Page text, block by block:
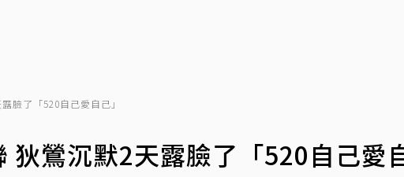
臉了「520自己愛自己」
狄鶯沉默2天露臉了「520自己愛